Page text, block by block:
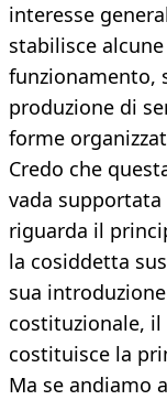
interesse
stabilisce
funzionamento,
produzione di
forme
Credo che
vada
riguarda il
la cosiddetta
sua
costituzionale, il
costituisce la
Ma se andiamo